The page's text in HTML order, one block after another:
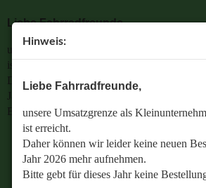
Hinweis:
Liebe Fahrradfreunde,
unsere Umsatzgrenze als
ist erreicht.
Daher können wir leider keine neuen
Jahr 2026 mehr aufnehmen.
Bitte gebt für dieses Jahr keine
Liebe Fahrradfreunde,
unsere Umsatzgrenze als Kleinunternehmer
ist erreicht.
Daher können wir leider keine neuen
Jahr 2026 mehr aufnehmen.
Bitte gebt für dieses Jahr keine
Verfügbarkeit: Alle Artikel, die ihr
könnt, sind auch im nächsten Jahr
verfügbar.